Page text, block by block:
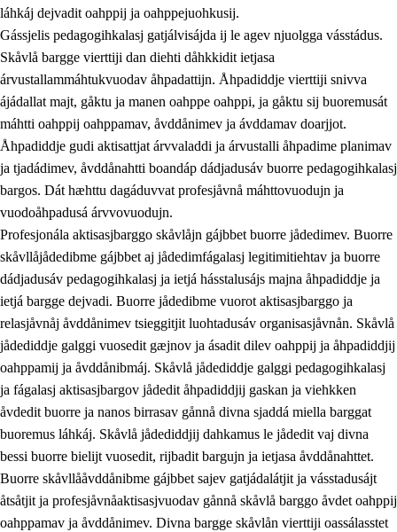
láhkáj dejvadit oahppij ja oahppejuohkusij.
Gássjelis pedagogihkalasj gatjálvisájda ij le agev njuolgga vásstádus.
Skåvlå bargge vierttiji dan diehti dåhkkidit ietjasa
árvustallammáhtukvuodav åhpadattijn. Åhpadiddje vierttiji snivva
ájádallat majt, gåktu ja manen oahppe oahppi, ja gåktu sij buoremusát
máhtti oahppij oahppamav, åvddånimev ja ávddamav doarjjot.
Åhpadiddje gudi aktisattjat árvvaladdi ja árvustalli åhpadime planimav
ja tjadádimev, åvddånahtti boandáp dádjadusáv buorre pedagogihkalasj
bargos. Dát hæhttu dagáduvvat profesjåvnå máhttovuodujn ja
vuodoåhpadusá árvvovuodujn.
Profesjonála aktisasjbarggo skåvlåjn gájbbet buorre jådedimev. Buorre
skåvllåjådedibme gájbbet aj jådedimfágalasj legitimitiehtav ja buorre
dádjadusáv pedagogihkalasj ja ietjá hásstalusájs majna åhpadiddje ja
ietjá bargge dejvadi. Buorre jådedibme vuorot aktisasjbarggo ja
relasjåvnåj åvddånimev tsieggitjit luohtadusáv organisasjåvnån. Skåvlå
jådediddje galggi vuosedit gæjnov ja ásadit dilev oahppij ja åhpadiddjij
oahppamij ja åvddånibmáj. Skåvlå jådediddje galggi pedagogihkalasj
ja fágalasj aktisasjbargov jådedit åhpadiddjij gaskan ja viehkken
åvdedit buorre ja nanos birrasav gånnå divna sjaddá miella barggat
buoremus láhkáj. Skåvlå jådediddjij dahkamus le jådedit vaj divna
bessi buorre bielijt vuosedit, rijbadit bargujn ja ietjasa åvddånahttet.
Buorre skåvllååvddånibme gájbbet sajev gatjádalátjit ja vásstadusájt
åtsåtjit ja profesjåvnåaktisasjvuodav gånnå skåvlå barggo åvdet oahppij
oahppamav ja åvddånimev. Divna bargge skåvlån vierttiji oassálasstet